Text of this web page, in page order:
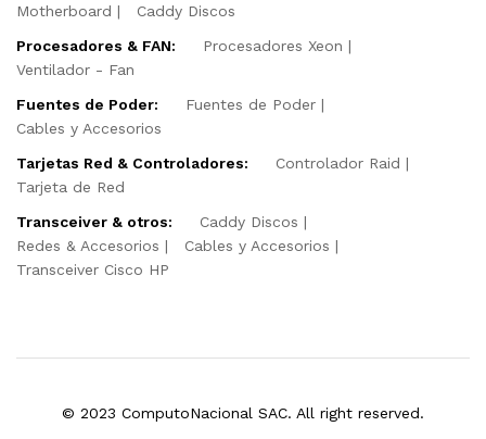
Motherboard
Caddy Discos
Procesadores & FAN:
Procesadores Xeon
Ventilador - Fan
Fuentes de Poder:
Fuentes de Poder
Cables y Accesorios
Tarjetas Red & Controladores:
Controlador Raid
Tarjeta de Red
Transceiver & otros:
Caddy Discos
Redes & Accesorios
Cables y Accesorios
Transceiver Cisco HP
© 2023 ComputoNacional SAC. All right reserved.